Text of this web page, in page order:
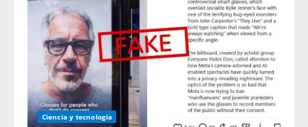
Ciencia y tecnologia